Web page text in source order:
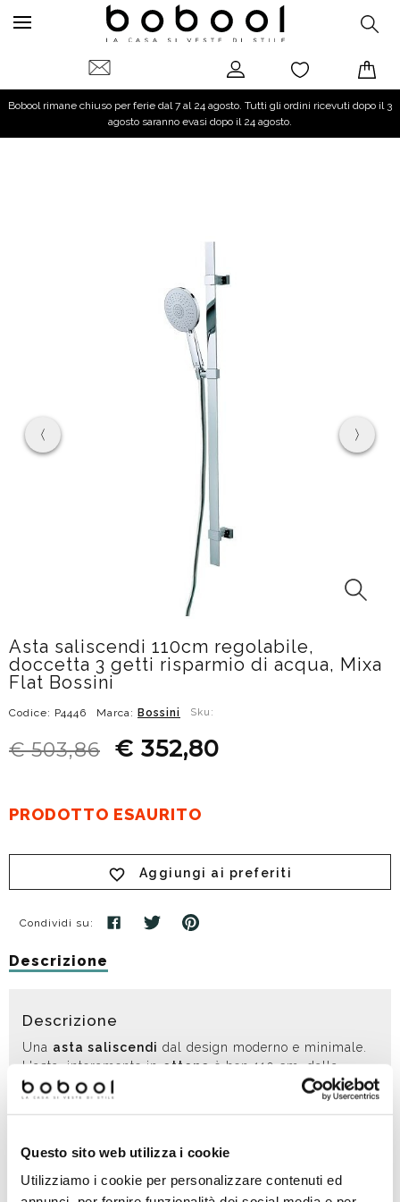
Questo sito web utilizza i cookie
Utilizziamo i cookie per personalizzare contenuti ed
Bobool rimane chiuso per ferie dal 7 al 24 agosto. Tutti gli ordini ricevuti dopo il 3
agosto saranno evasi dopo il 24 agosto.
Asta saliscendi 110cm regolabile,
doccetta 3 getti risparmio di acqua, Mixa
Flat Bossini
Codice: P4446 Marca: Bossini Sku:
€ 503,86 € 352,80
PRODOTTO ESAURITO
Aggiungi ai preferiti
Condividi su:
Descrizione
Descrizione
Una asta saliscendi dal design moderno e minimale.
L'asta, interamente inottoneè ben 110 cm, dalla
particolare sezione piatta, che ben si abbina con una
rubinetteria contemporanea
supporti regolabili
preesistente, andando a coprire i vecchi fori sulle
piastrelle.